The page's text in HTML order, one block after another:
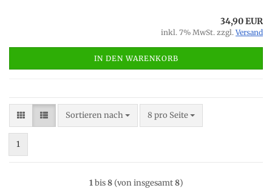
34,90 EUR
inkl. 7% MwSt. zzgl.Versand
IN DEN WARENKORB
Sortieren nach
Sortieren nach 8 pro Seite
pro Seite
1
1bis8(von insgesamt8)